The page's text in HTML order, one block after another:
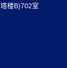
楼B)702室